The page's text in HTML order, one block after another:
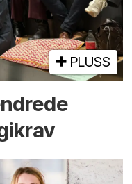
PLUSS